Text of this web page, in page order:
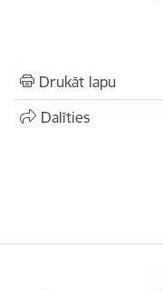
Drukāt lapu
Dalīties